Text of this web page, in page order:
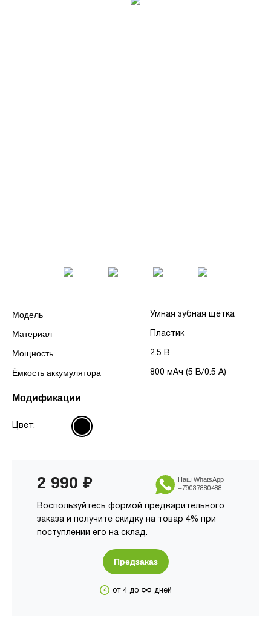
Модель Умная зубная щётка
Материал Пластик
Мощность 2.5 В
Ёмкость аккумулятора 800 мАч (5 В/0.5 A)
Модификации
Цвет:
2 990 ₽
Воспользуйтесь формой предварительного
заказа и получите скидку на товар 4% при
поступлении его на склад.
Наш WhatsApp
+79037880488
Предзаказ
от 4 до ∞ дней